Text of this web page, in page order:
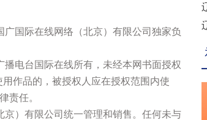
广国际在线网络（北京）有限公司独家负
播电台国际在线所有，未经本网书面授权
作品的，被授权人应在授权范围内使
责任。
京）有限公司统一管理和销售。任何未与